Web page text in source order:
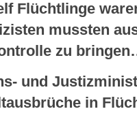
Flüchtlinge
mussten
zu
und
in